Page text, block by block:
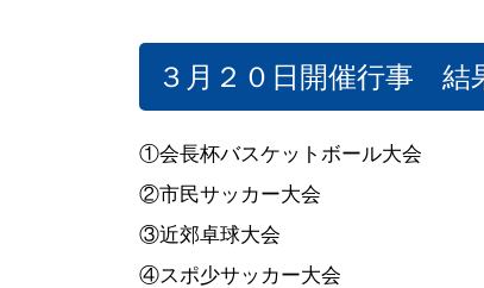
●諸規
●専門
●大会
●スポーツ少年団とは
●登録スポーツ少年団
●スポ
●スポ
３月２０日開催行事 結
①会長杯バスケットボール大会
②市民サッカー大会
③近郊卓球大会
④スポ少サッカー大会